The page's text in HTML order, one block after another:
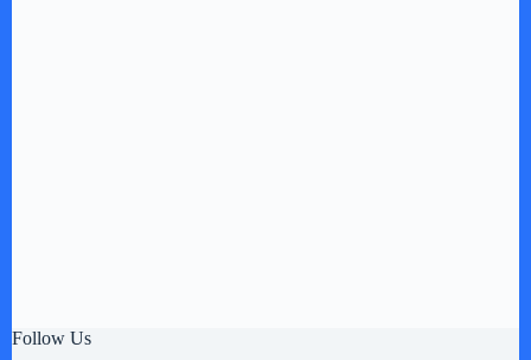
Follow Us